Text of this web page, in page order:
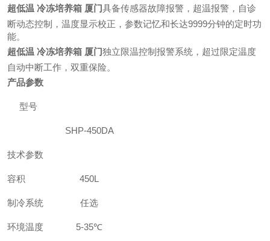
超低温 冷冻培养箱 厦门具备传感器故障报警，超温报警，自诊
断动态控制，温度显示校正，参数记忆和长达9999分钟的定时功
能。
超低温 冷冻培养箱 厦门独立限温控制报警系统，超过限定温度
自动中断工作，双重保险。
产品参数
型号
技术参数
SHP-450DA
容积 450L
制冷系统 任选
环境温度 5-35℃